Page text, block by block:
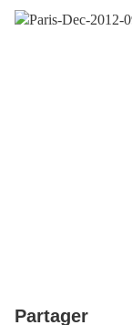
Partager